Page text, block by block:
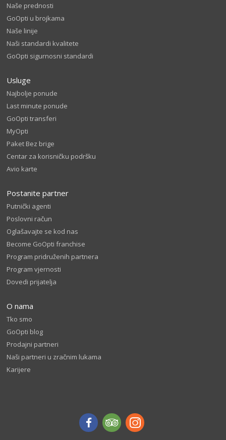
Naše prednosti
GoOpti u brojkama
Naše linije
Naši standardi kvalitete
GoOpti sigurnosni standardi
Usluge
Najbolje ponude
Last minute ponude
GoOpti transferi
MyOpti
Paket Bez brige
Centar za korisničku podršku
Avio karte
Postanite partner
Putnički agenti
Poslovni račun
Oglašavajte se kod nas
Become GoOpti franchise
Program pridruženih partnera
Program vjernosti
Dovedi prijatelja
O nama
Tko smo
GoOpti blog
Prodajni partneri
Naši partneri u zračnim lukama
Karijere